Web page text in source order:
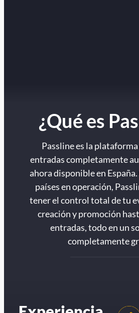
¿Qué es
Passline es la
entradas completamente
ahora disponible en
países en operación,
tener el control total de tu
creación y promoción
entradas, todo en un
completamente